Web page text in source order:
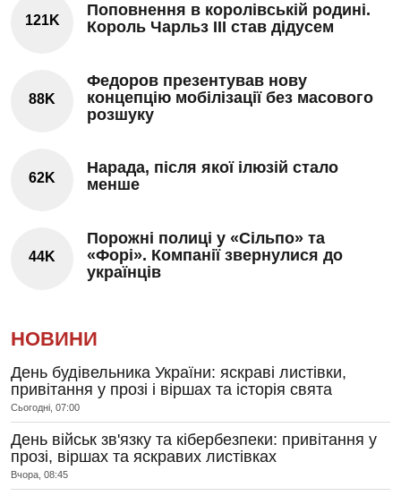
121K
Поповнення в королівській родині.
Король Чарльз III став дідусем
88K
Федоров презентував нову
концепцію мобілізації без масового
розшуку
62K
Нарада, після якої ілюзій стало
менше
44K
Порожні полиці у «Сільпо» та
«Форі». Компанії звернулися до
українців
НОВИНИ
День будівельника України: яскраві листівки,
привітання у прозі і віршах та історія свята
Сьогодні, 07:00
День військ зв'язку та кібербезпеки: привітання у
прозі, віршах та яскравих листівках
Вчора, 08:45